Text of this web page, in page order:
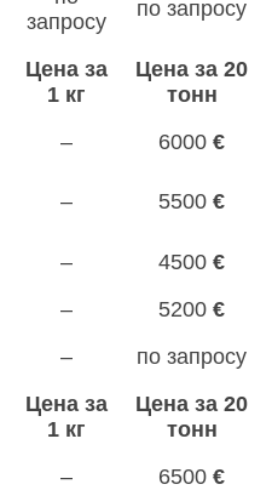
запросу
по запросу
Цена за
1 кг
Цена за 20
тонн
– 6000 €
– 5500 €
– 4500 €
– 5200 €
–
по запросу
Цена за
1 кг
Цена за 20
тонн
– 6500 €